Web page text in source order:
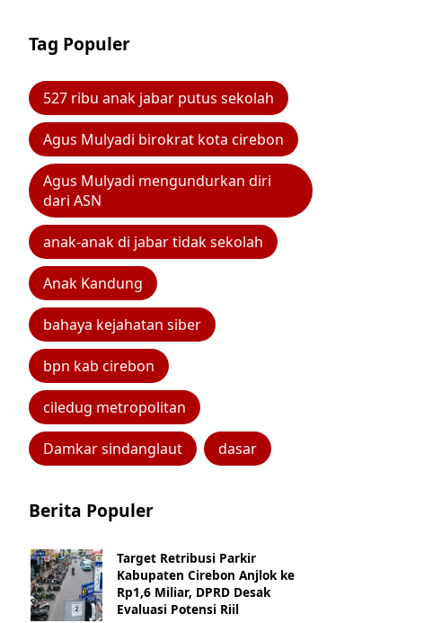
Tag Populer
527 ribu anak jabar putus sekolah
Agus Mulyadi birokrat kota cirebon
Agus Mulyadi mengundurkan diri
dari ASN
anak-anak di jabar tidak sekolah
Anak Kandung
bahaya kejahatan siber
bpn kab cirebon
ciledug metropolitan
Damkar sindanglaut dasar
Berita Populer
Target Retribusi Parkir
Kabupaten Cirebon Anjlok ke
Rp1,6 Miliar, DPRD Desak
Evaluasi Potensi Riil